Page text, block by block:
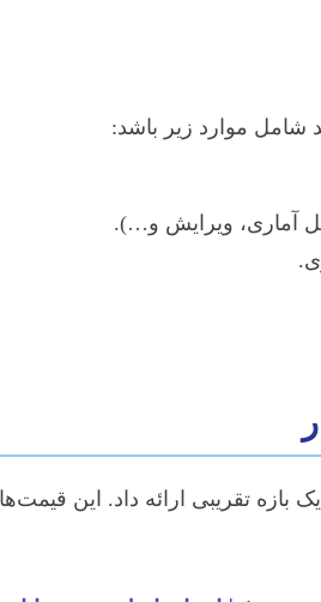
شامل موارد زیر باشد:
آماری، ویرایش و…).
بازه تقریبی ارائه داد. این